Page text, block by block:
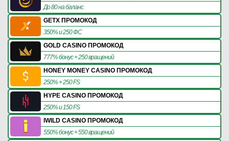
До 80 на баланс
GETX ПРОМОКОД
350% и 250 ФС
GOLD CASINO ПРОМОКОД
777% бонус + 250 вращений
HONEY MONEY CASINO ПРОМОКОД
250% + 250 FS
HYPE CASINO ПРОМОКОД
250% и 150 FS
IWILD CASINO ПРОМОКОД
550% бонус + 550 вращений